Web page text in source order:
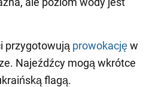
przygotowują prowokacjęw
Najeźdźcy mogą wkrótce
flagą.